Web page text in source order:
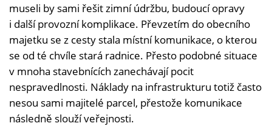
museli by sami řešit zimní údržbu, budoucí opravy
i další provozní komplikace. Převzetím do obecního
majetku se z cesty stala místní komunikace, o kterou
se od té chvíle stará radnice. Přesto podobné situace
v mnoha stavebnících zanechávají pocit
nespravedlnosti. Náklady na infrastrukturu totiž často
nesou sami majitelé parcel, přestože komunikace
následně slouží veřejnosti.